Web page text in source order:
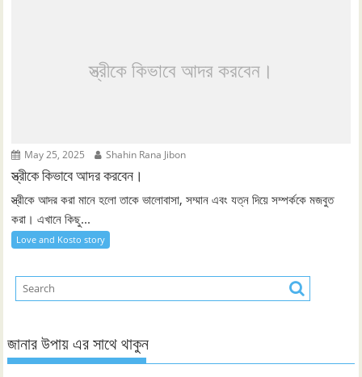
স্ত্রীকে কিভাবে আদর করবেন।
May 25, 2025 Shahin Rana Jibon
স্ত্রীকে কিভাবে আদর করবেন।
স্ত্রীকে আদর করা মানে হলো তাকে ভালোবাসা, সম্মান এবং যত্ন দিয়ে সম্পর্ককে মজবুত
করা। এখানে কিছু...
Love and Kosto story
জানার উপায় এর সাথে থাকুন